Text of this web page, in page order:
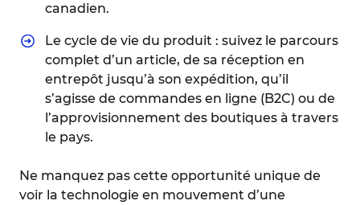
canadien.
Le cycle de vie du produit : suivez le parcours
complet d’un article, de sa réception en
entrepôt jusqu’à son expédition, qu’il
s’agisse de commandes en ligne (B2C) ou de
l’approvisionnement des boutiques à travers
le pays.
Ne manquez pas cette opportunité unique de
voir la technologie en mouvement d’une